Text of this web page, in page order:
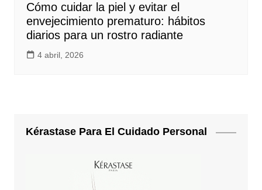
Cómo cuidar la piel y evitar el
envejecimiento prematuro: hábitos
diarios para un rostro radiante
4 abril, 2026
Kérastase Para El Cuidado Personal